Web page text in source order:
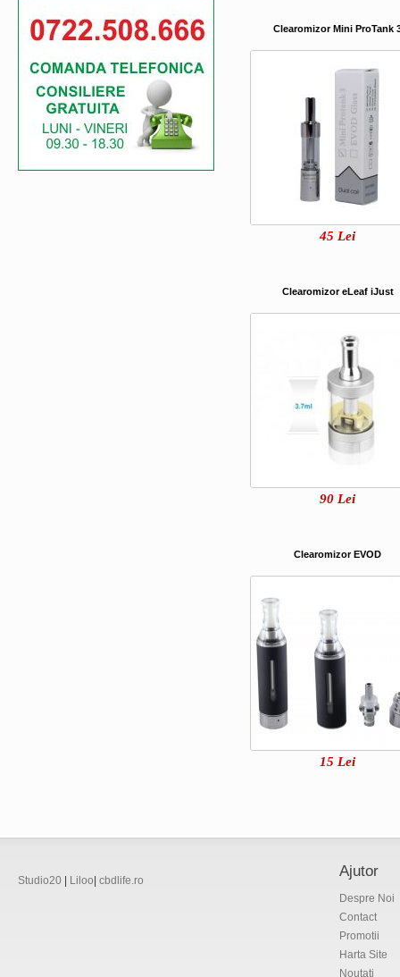
Clearomizor Mini ProTank
45 Lei
Clearomizor eLeaf iJust
90 Lei
Clearomizor EVOD
15 Lei
Studio20 Liloo cbdlife.ro
Ajutor
Despre Noi
Contact
Promotii
Harta Site
Noutati